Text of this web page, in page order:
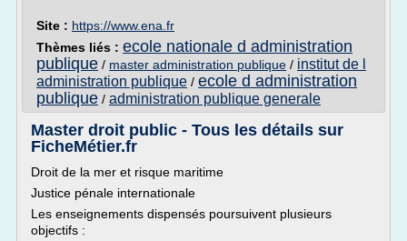
Site : https://www.ena.fr
Thèmes liés : ecole nationale d administration
publique / master administration publique / institut de l
administration publique / ecole d administration
publique / administration publique generale
Master droit public - Tous les détails sur
FicheMétier.fr
Droit de la mer et risque maritime
Justice pénale internationale
Les enseignements dispensés poursuivent plusieurs
objectifs :